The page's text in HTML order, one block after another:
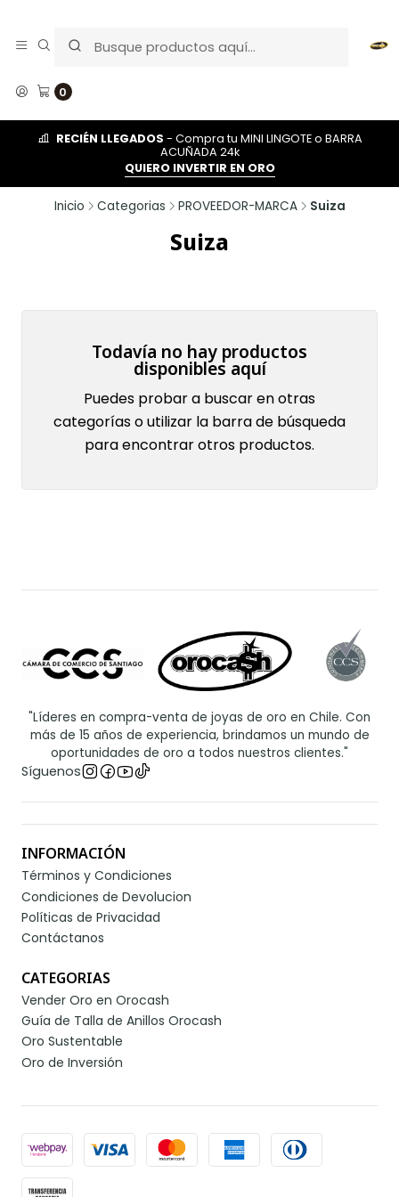
0
RECIÉN LLEGADOS - Compra tu MINI LINGOTE o BARRA
ACUÑADA 24k
QUIERO INVERTIR EN ORO
Inicio Categorias PROVEEDOR-MARCA Suiza
Suiza
Todavía no hay productos
disponibles aquí
Puedes probar a buscar en otras
categorías o utilizar la barra de búsqueda
para encontrar otros productos.
"Líderes en compra-venta de joyas de oro en Chile. Con
más de 15 años de experiencia, brindamos un mundo de
oportunidades de oro a todos nuestros clientes."
Síguenos
INFORMACIÓN
Términos y Condiciones
Condiciones de Devolucion
Políticas de Privacidad
Contáctanos
CATEGORIAS
Vender Oro en Orocash
Guía de Talla de Anillos Orocash
Oro Sustentable
Oro de Inversión